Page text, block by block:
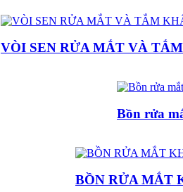
VÒI SEN RỬA MẮT VÀ
Bồn rửa
BỒN RỬA MẮT